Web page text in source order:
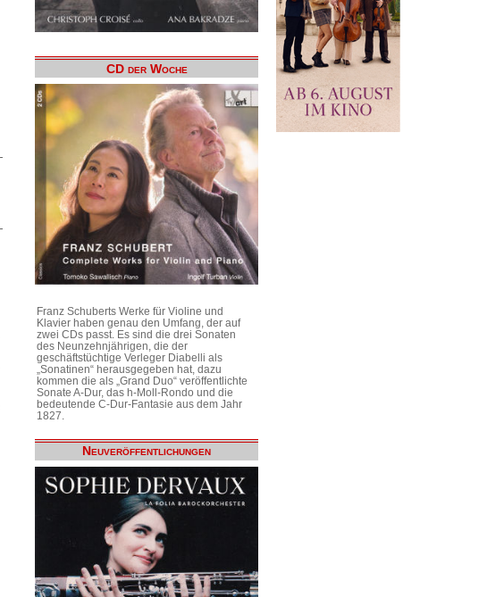
CD der Woche
Franz Schuberts Werke für Violine und
Klavier haben genau den Umfang, der auf
zwei CDs passt. Es sind die drei Sonaten
des Neunzehnjährigen, die der
geschäftstüchtige Verleger Diabelli als
„Sonatinen“ herausgegeben hat, dazu
kommen die als „Grand Duo“ veröffentlichte
Sonate A-Dur, das h-Moll-Rondo und die
bedeutende C-Dur-Fantasie aus dem Jahr
1827.
Neuveröffentlichungen